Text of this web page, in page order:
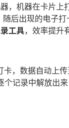
，机器在卡片上
后出现的电子
工具，效率提升
，数据自动上传
个记录中解放出